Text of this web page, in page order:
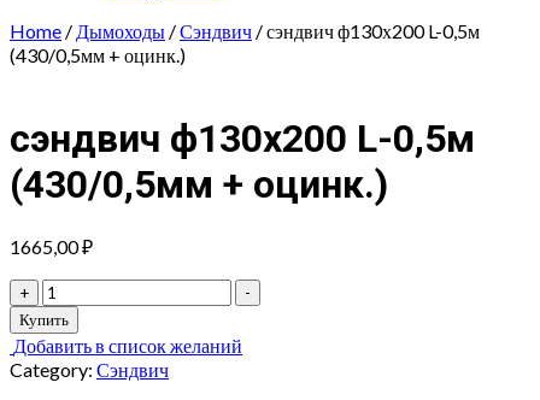
Home / Дымоходы /Сэндвич / сэндвич ф130х200 L-0,5м
(430/0,5мм + оцинк.)
сэндвич ф130х200 L-0,5м
(430/0,5мм + оцинк.)
1665,00₽
+
сэндвич
ф130х200
L-
0,5м
(430/0,5мм
-
Купить
Добавить в список желаний
Category: Сэндвич